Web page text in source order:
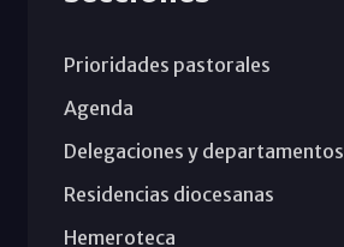
Prioridades pastorales
Agenda
Delegaciones y departamentos
Residencias diocesanas
Hemeroteca